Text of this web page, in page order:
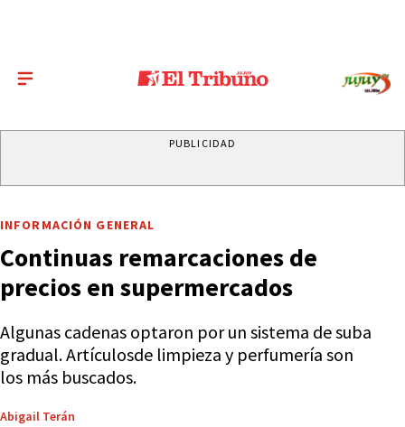
PUBLICIDAD
INFORMACIÓN GENERAL
Continuas remarcaciones de
precios en supermercados
Algunas cadenas optaron por un sistema de suba
gradual. Artículosde limpieza y perfumería son
los más buscados.
Abigail Terán